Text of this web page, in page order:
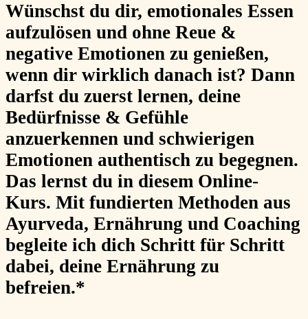
Wünschst du dir, emotionales Essen
aufzulösen und ohne Reue &
negative Emotionen zu genießen,
wenn dir wirklich danach ist? Dann
darfst du zuerst lernen, deine
Bedürfnisse & Gefühle
anzuerkennen und schwierigen
Emotionen authentisch zu begegnen.
Das lernst du in diesem Online-
Kurs. Mit fundierten Methoden aus
Ayurveda, Ernährung und Coaching
begleite ich dich Schritt für Schritt
dabei, deine Ernährung zu
befreien.*